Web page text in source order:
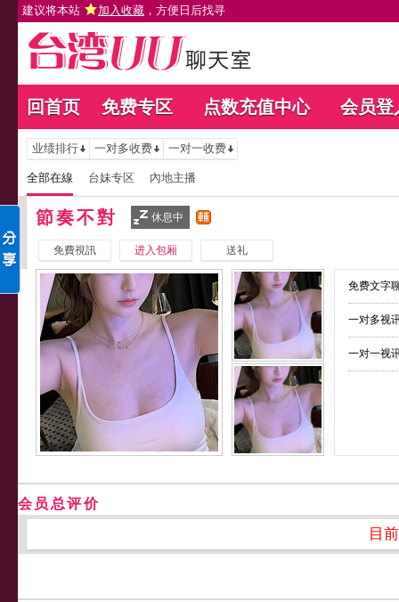
建议将本站 加入收藏 ，方便日后找寻
回首页 免费专区 点数充值中心 会员登
业绩排行 一对多收费 一对一收费
全部在線 台妹专区 內地主播
節奏不對 休息中
免費視訊 进入包厢 送礼
免费文字
一对多视
一对一视
会员总评价
目